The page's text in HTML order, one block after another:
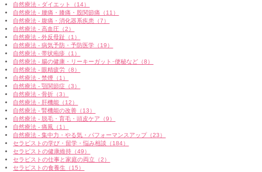
自然療法 - ダイエット（14）
自然療法 - 腰痛・膝痛・股関節痛（11）
自然療法 - 腹痛・消化器系疾患（7）
自然療法 - 高血圧（2）
自然療法 - 外反母趾（1）
自然療法 - 病気予防・予防医学（19）
自然療法 - 帯状疱疹（1）
自然療法 - 腸の健康・リーキーガット･便秘など（8）
自然療法 - 眼精疲労（8）
自然療法 - 禁煙（1）
自然療法 - 顎関節症（3）
自然療法 - 骨折（3）
自然療法 - 肝機能（12）
自然療法 - 腎機能の改善（13）
自然療法 - 脱毛・育毛・頭皮ケア（9）
自然療法 - 痛風（1）
自然療法 - 集中力・やる気・パフォーマンスアップ（23）
セラピストの学び・留学・悩み相談（184）
セラピストの健康維持（49）
セラピストの仕事と家庭の両立（2）
セラピストの食養生（15）